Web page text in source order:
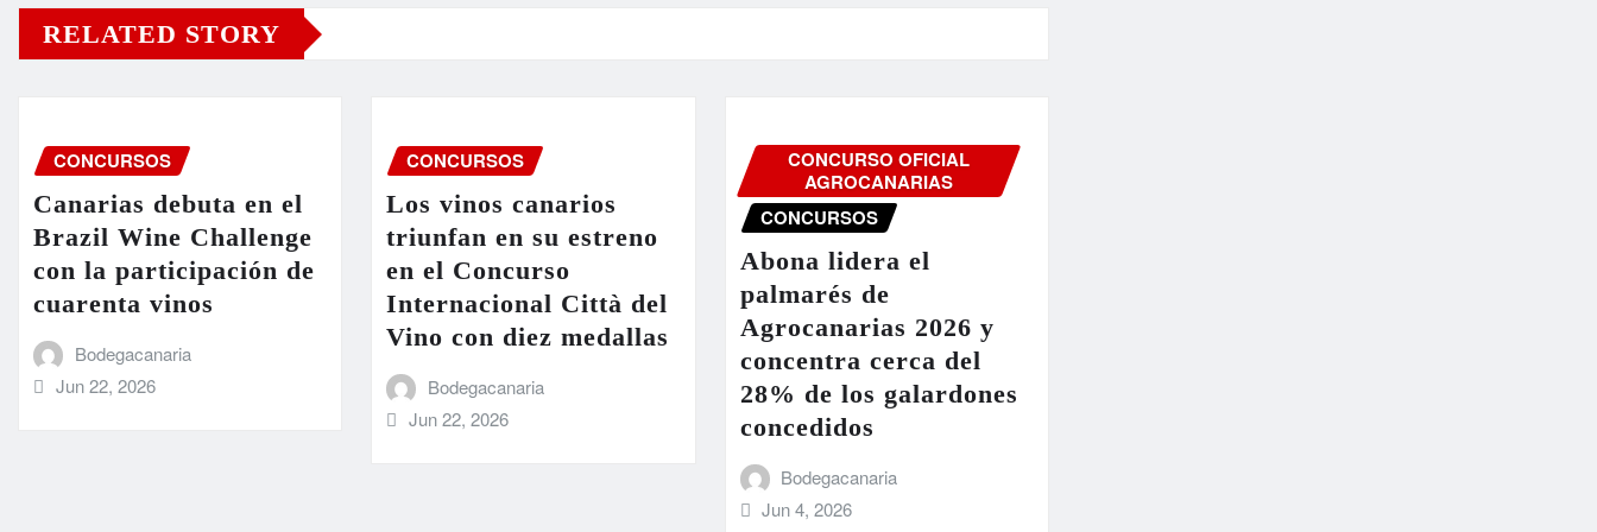
RELATED STORY
CONCURSOS
Canarias debuta en el
Brazil Wine Challenge
con la participación de
cuarenta vinos
Bodegacanaria
Jun 22, 2026
CONCURSOS
Los vinos canarios
triunfan en su estreno
en el Concurso
Internacional Città del
Vino con diez medallas
Bodegacanaria
Jun 22, 2026
CONCURSO OFICIAL
AGROCANARIAS
CONCURSOS
Abona lidera el
palmarés de
Agrocanarias 2026 y
concentra cerca del
28% de los galardones
concedidos
Bodegacanaria
Jun 4, 2026